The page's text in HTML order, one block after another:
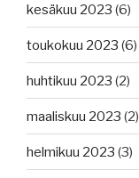
kesäkuu 2023 (6)
toukokuu 2023 (6)
huhtikuu 2023 (2)
maaliskuu 2023 (2)
helmikuu 2023 (3)